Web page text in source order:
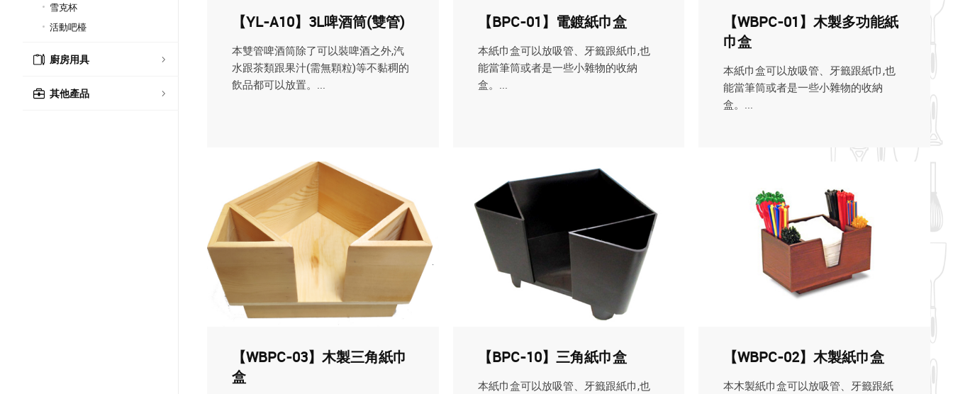
雪克杯
活動吧檯
廚房用具
其他產品
【YL-A10】3L啤酒筒(雙管)
本雙管啤酒筒除了可以裝啤酒之外,汽
水跟茶類跟果汁(需無顆粒)等不黏稠的
飲品都可以放置。...
【BPC-01】電鍍紙巾盒
本紙巾盒可以放吸管、牙籤跟紙巾,也
能當筆筒或者是一些小雜物的收納
盒。...
【WBPC-01】木製多功能紙
巾盒
本紙巾盒可以放吸管、牙籤跟紙巾,也
能當筆筒或者是一些小雜物的收納
盒。...
【WBPC-03】木製三角紙巾
盒
【BPC-10】三角紙巾盒
本紙巾盒可以放吸管、牙籤跟紙巾,也
【WBPC-02】木製紙巾盒
本木製紙巾盒可以放吸管、牙籤跟紙